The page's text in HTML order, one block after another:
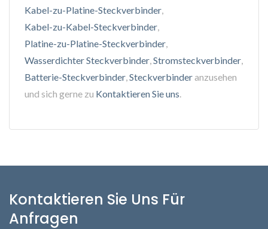
Kabel-zu-Platine-Steckverbinder,
Kabel-zu-Kabel-Steckverbinder,
Platine-zu-Platine-Steckverbinder,
Wasserdichter Steckverbinder,Stromsteckverbinder,
Batterie-Steckverbinder,Steckverbinderanzusehen
und sich gerne zu Kontaktieren Sie uns.
Kontaktieren Sie Uns Für
Anfragen